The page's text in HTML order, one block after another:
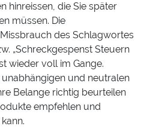
hinreissen, die Sie später
müssen. Die
des Schlagwortes
„Schreckgespenst Steuern
wieder voll im Gange.
und neutralen
Belange richtig beurteilen
empfehlen und